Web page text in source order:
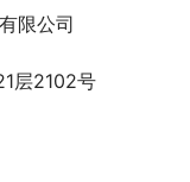
限公司
层2102号